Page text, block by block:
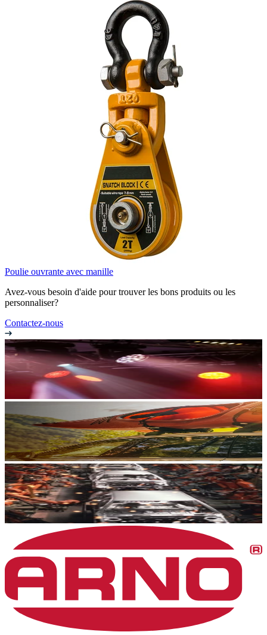
Poulie ouvrante avec manille
Avez-vous besoin d'aide pour trouver les bons produits ou les
personnaliser?
Contactez-nous